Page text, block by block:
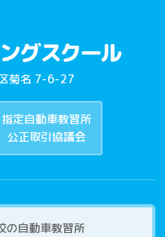
菊名 7-6-27
指定自動車教習所
公正取引協議会
の自動車教習所